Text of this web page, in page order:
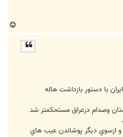
ا
با دستور بازداشت هاله
وصدام درعراق مستحکمتر شد
و ازسوي ديگر پوشاندن عيب هاي